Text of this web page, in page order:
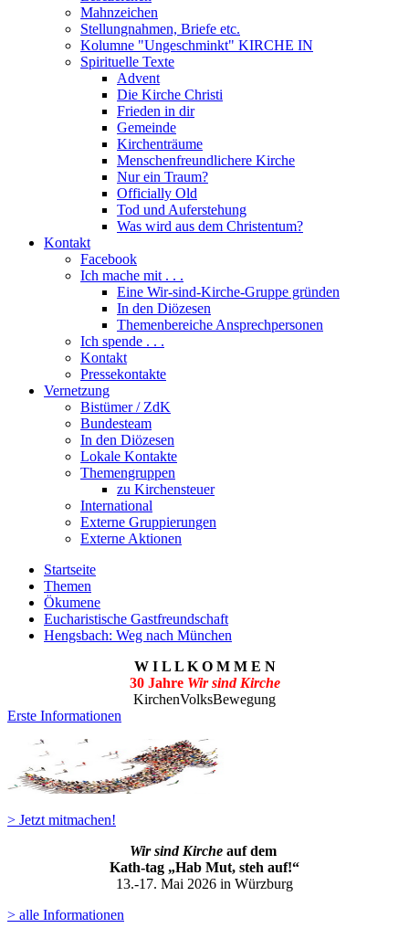
Mahnzeichen
Stellungnahmen, Briefe etc.
Kolumne "Ungeschminkt" KIRCHE IN
Spirituelle Texte
Advent
Die Kirche Christi
Frieden in dir
Gemeinde
Kirchenträume
Menschenfreundlichere Kirche
Nur ein Traum?
Officially Old
Tod und Auferstehung
Was wird aus dem Christentum?
Kontakt
Facebook
Ich mache mit . . .
Eine Wir-sind-Kirche-Gruppe gründen
In den Diözesen
Themenbereiche Ansprechpersonen
Ich spende . . .
Kontakt
Pressekontakte
Vernetzung
Bistümer / ZdK
Bundesteam
In den Diözesen
Lokale Kontakte
Themengruppen
zu Kirchensteuer
International
Externe Gruppierungen
Externe Aktionen
Startseite
Themen
Ökumene
Eucharistische Gastfreundschaft
Hengsbach: Weg nach München
W I L L K O M M E N
30 Jahre Wir sind Kirche
KirchenVolksBewegung
Erste Informationen
> Jetzt mitmachen!
Wir sind Kirche auf dem
Kath-tag „Hab Mut, steh auf!“
13.-17. Mai 2026 in Würzburg
> alle Informationen